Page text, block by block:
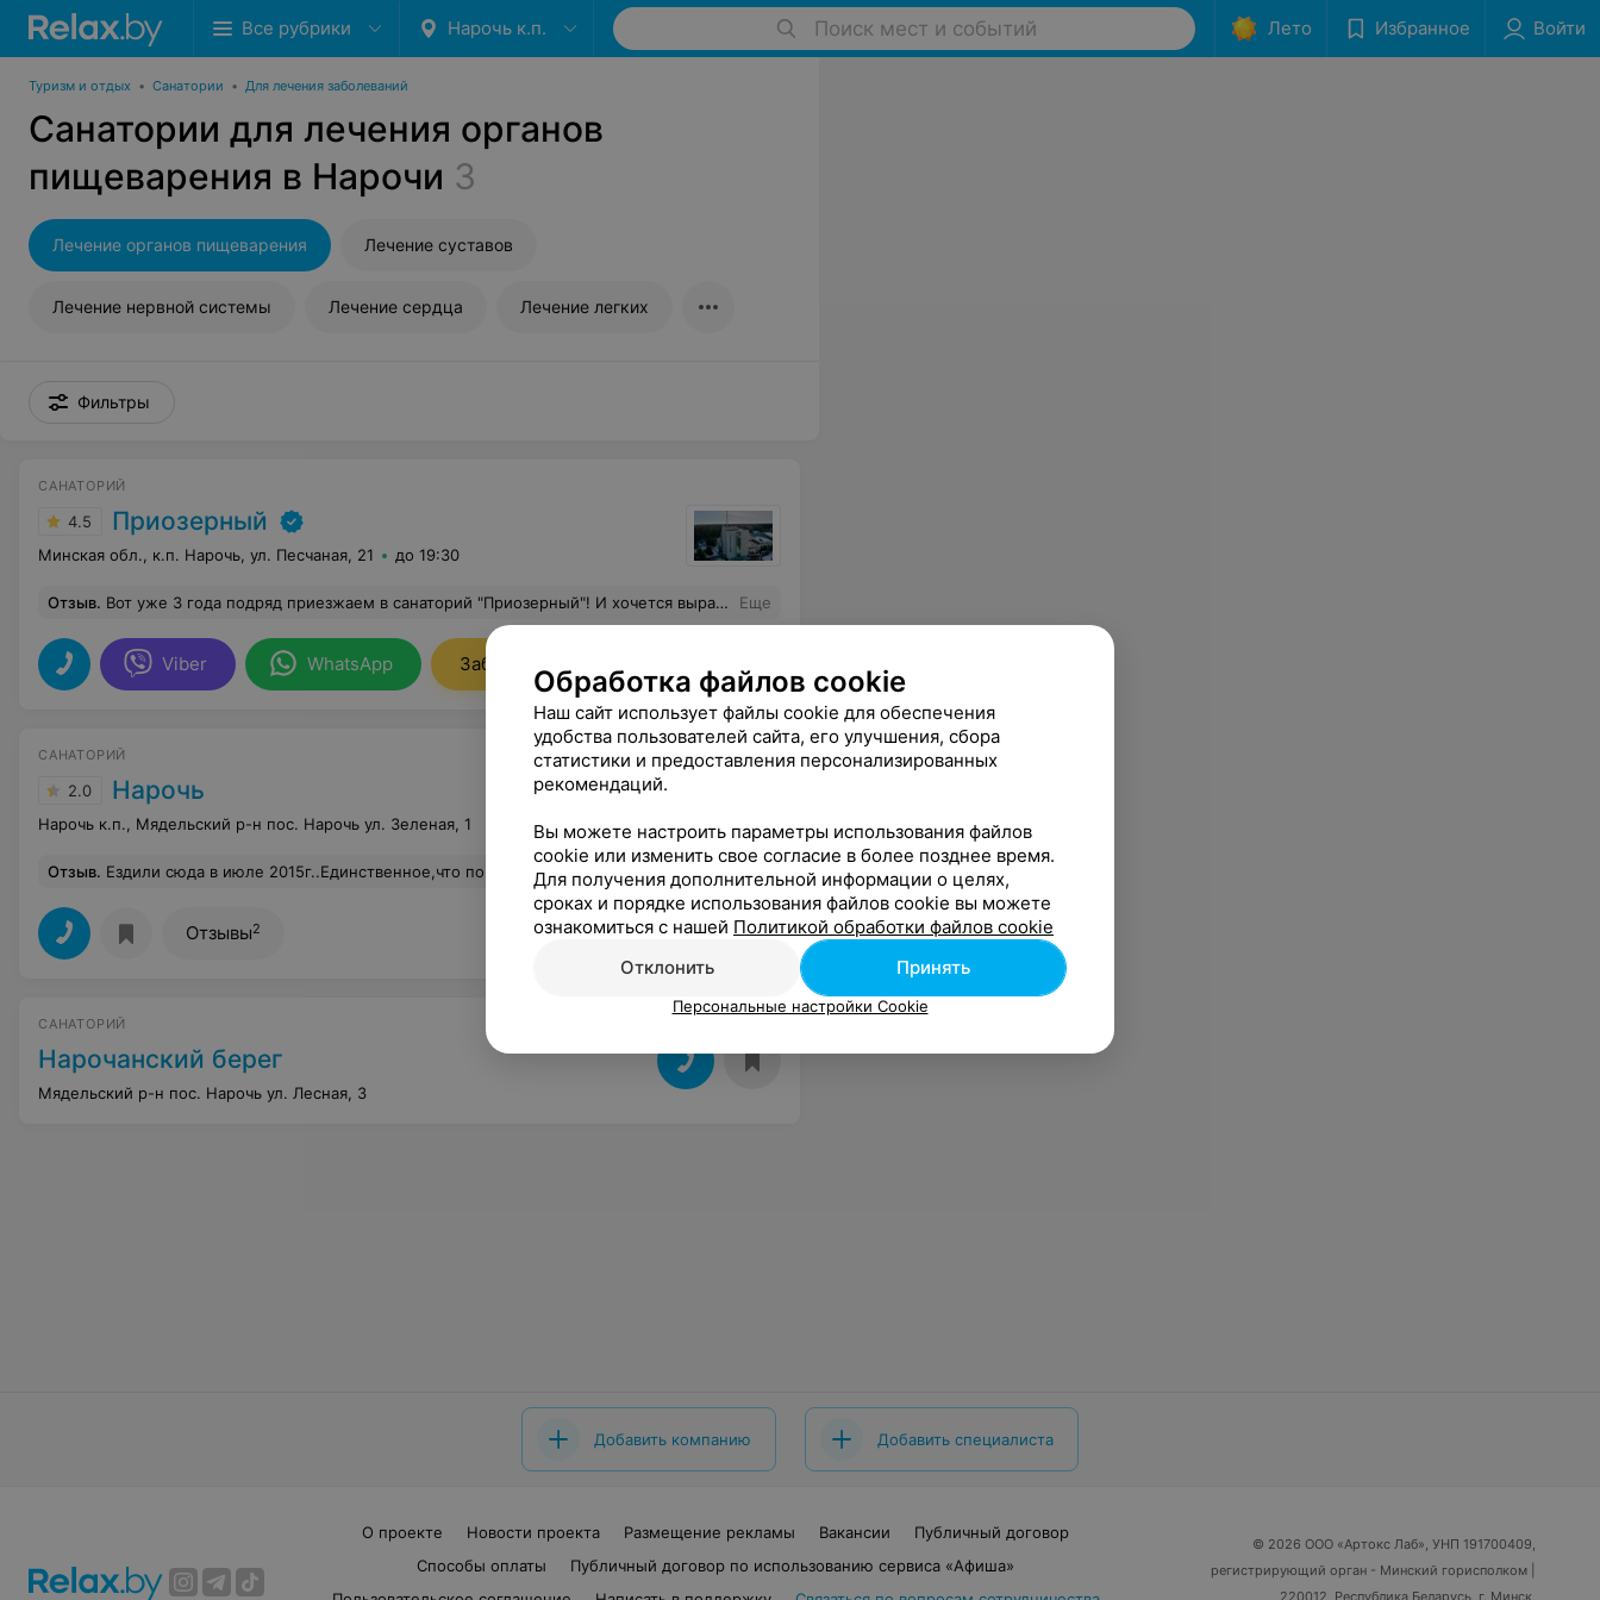
Все рубрики Нарочь к.п. Поиск мест и событий Лето Избранное Войти
Туризм и отдых • Санатории • Для лечения заболеваний
Санатории для лечения органов
пищеварения в Нарочи 3
Лечение органов пищеварения Лечение суставов
Лечение нервной системы Лечение сердца Лечение легких
Фильтры
САНАТОРИЙ
4.5 Приозерный
Минская обл., к.п. Нарочь, ул. Песчаная, 21 до 19:30
Отзыв. Вот уже 3 года подряд приезжаем в санаторий "Приозерный"! И хочется выразить огромную благодарность всему персоналу санатория, начиная от маркетинга (спасибо за подбор номера) и заканчивая горничными(это пчелки-труженицы).Рецешен-девочки-умницы, разрулят любую проблему. Питание-все очень по-домашнему и вкусно, спасибо шеф-повару и поваром, а так же ещё одним пчелкам-официанткам. СПА-отдельное спасибо за релакс) Можно перечислять долго, но это тот санаторий, куда хочется возвращаться снова и снова! Здесь по-домашнему уютно и тепло! И мы обязательно ещё вернёмся! Еще
Viber WhatsApp Забронировать
САНАТОРИЙ
2.0 Нарочь
Нарочь к.п., Мядельский р-н пос. Нарочь ул. Зеленая, 1
Отзыв. Ездили сюда в июле 2015г..Единственное,что порадовало-это вид на озеро из окна-действительно красиво,да и санаторий расположен на самом берегу озера-очень удачно.Остальное-это какой-то кошмар: номер,который нам достался,хуже комнаты в студенческой общаге-шторы висят оторванные,мебель совковая,обои засаленные,только в ванной комнате ремонт... Питание никакое-после еды постоянно бегали докупить чего-нибудь,ну и в магазин постоянно ходили,хоть и не обжоры.Еда очень диетическая,в основном невкусная,попадалась и холодная.Одни и те же куриные котлеты,которые перерабатывались в суфле,биточки и т.д.-один и тот же вкус на завтрак,обед и ужин-через 2 дня от него уже тошнило.После 3 дня уже можно было заказывать что-то другое,но этот фарш раз в день все-таки попадался.В нашем корпусе в коридоре велся ремонт,что доставляло большой дискомфорт,все-таки отдохнуть приехали.По коридорам постоянно гуляют неприятные запахи,как в советских столовых.Сюда больше не приедем ни за что! Еще
Отзывы2
САНАТОРИЙ
Нарочанский берег
Мядельский р-н пос. Нарочь ул. Лесная, 3
Добавить компанию Добавить специалиста
О проекте Новости проекта Размещение рекламы Вакансии
Публичный договор
Способы оплаты
Публичный договор по использованию сервиса «Афиша»
© 2026 ООО «Артокс Лаб», УНП 191700409,
регистрирующий орган - Минский горисполком
220012, Республика Беларусь, г. Минск,
Обработка файлов cookie
Наш сайт использует файлы cookie для обеспечения
удобства пользователей сайта, его улучшения, сбора
статистики и предоставления персонализированных
рекомендаций.
Вы можете настроить параметры использования файлов
cookie или изменить свое согласие в более позднее время.
Для получения дополнительной информации о целях,
сроках и порядке использования файлов cookie вы можете
ознакомиться с нашей Политикой обработки файлов cookie
Отклонить
Принять
Персональные настройки Cookie